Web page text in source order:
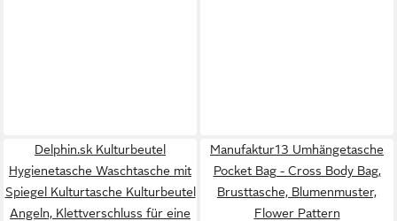
Delphin.sk Kulturbeutel
Hygienetasche Waschtasche mit
Spiegel Kulturtasche Kulturbeutel
Angeln, Klettverschluss für eine
Manufaktur13 Umhängetasche
Pocket Bag - Cross Body Bag,
Brusttasche, Blumenmuster,
Flower Pattern